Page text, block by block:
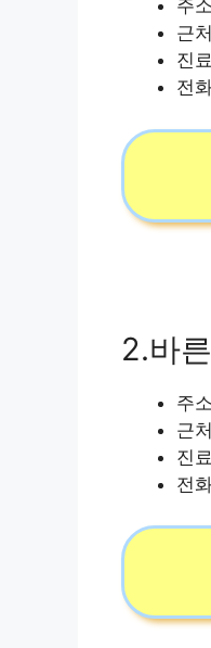
주
근
진
전
2.바
주
근
진
전